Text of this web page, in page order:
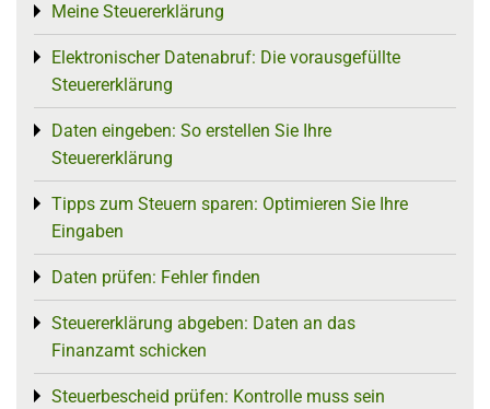
Meine Steuererklärung
Toggle menu
Elektronischer Datenabruf: Die vorausgefüllte
Steuererklärung
Toggle menu
Daten eingeben: So erstellen Sie Ihre
Steuererklärung
Toggle menu
Tipps zum Steuern sparen: Optimieren Sie Ihre
Eingaben
Toggle menu
Daten prüfen: Fehler finden
Toggle menu
Steuererklärung abgeben: Daten an das
Finanzamt schicken
Toggle menu
Steuerbescheid prüfen: Kontrolle muss sein
Toggle menu